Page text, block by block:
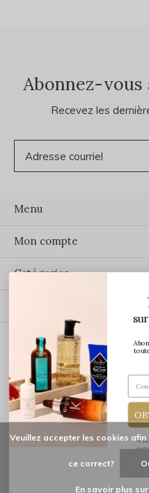
Abonnez-
Recevez les
Menu
Mon compte
Catégories
ÉCRIVEZ-NOUS
© Copyright
Veuillez accepter les cookies
ce correct?
En savoir plus
part